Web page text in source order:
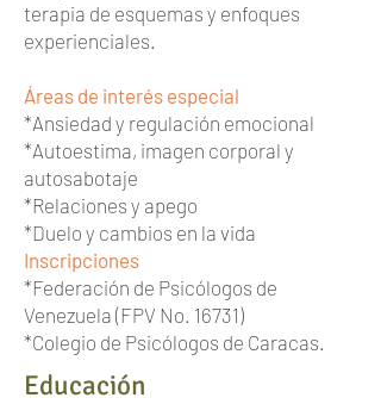
terapia de esquemas y enfoques
experienciales.
Áreas de interés especial
*Ansiedad y regulación emocional
*Autoestima, imagen corporal y
autosabotaje
*Relaciones y apego
*Duelo y cambios en la vida
Inscripciones
*Federación de Psicólogos de
Venezuela (FPV No. 16731)
*Colegio de Psicólogos de Caracas.
Educación